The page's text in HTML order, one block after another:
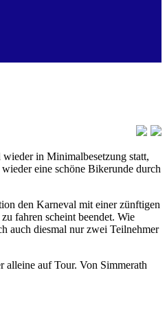
in Minimalbesetzung statt,
eine schöne Bikerunde durch
den Karneval mit einer zünftigen
fahren scheint beendet. Wie
auch diesmal nur zwei Teilnehmer
alleine auf Tour. Von Simmerath